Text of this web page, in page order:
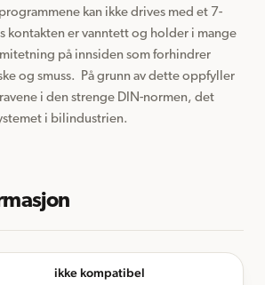
kan ikke drives med et 7-
kontakten er vanntett og holder i mange
på innsiden som forhindrer
og smuss.  På grunn av dette oppfyller
i den strenge DIN-normen, det
i bilindustrien.
ikke kompatibel